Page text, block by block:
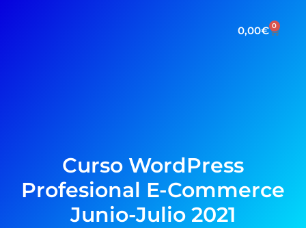
0,00€ 0
Curso WordPress
Profesional E-Commerce
Junio-Julio 2021